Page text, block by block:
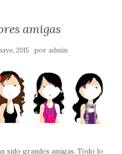
amigas
2015 por admin
sido grandes amigas. Todo lo